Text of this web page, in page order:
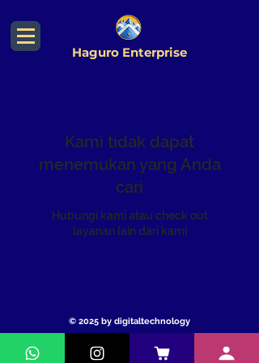
Haguro Enterprise
Kami tidak dapat
menemukan yang Anda
cari
Hubungi kami atau check out
layanan lain dari kami
© 2025 by digitaltechnology